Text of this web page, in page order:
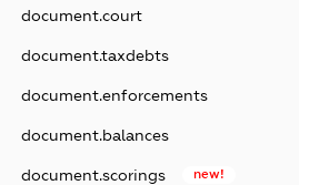
document.court
document.taxdebts
document.enforcements
document.balances
document.scorings new!